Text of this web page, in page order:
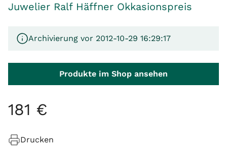
Juwelier Ralf Häffner Okkasionspreis
Archivierung vor 2012-10-29 16:29:17
Produkte im Shop ansehen
181 €
Drucken